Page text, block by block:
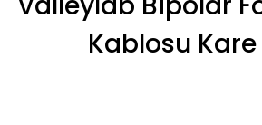
Kablosu